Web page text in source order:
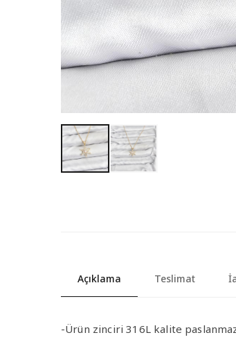
Açıklama Teslimat
-Ürün zinciri 316L kalite